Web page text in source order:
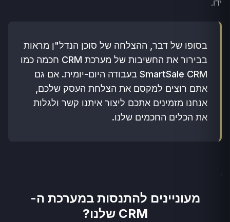
ידו.
בסופו של דבר, ההצלחה של סוכן הנדל"ן מראות
בבירור את החשיבות של מערכת CRM חכמה כמו
SmartSale CRM בעבודה היום-יומית. אם גם
אתם רוצים למקסם את הצלחת העסק שלכם,
אנחנו מזמינים אתכם ליצור איתנו קשר ולגלות
את הכלים החכמים שלנו.
מעוניינים להתנסות במערכת ה-
CRM שלנו?